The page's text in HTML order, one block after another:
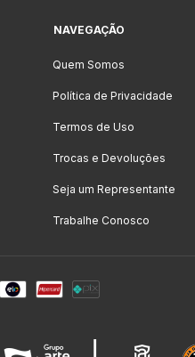
NAVEGAÇÃO
Quem Somos
Política de Privacidade
Termos de Uso
Trocas e Devoluções
Seja um Representante
Trabalhe Conosco